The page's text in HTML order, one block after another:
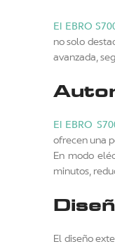
El EBRO
no solo
avanzada,
El EBRO
ofrecen una
En modo
minutos,
El diseño